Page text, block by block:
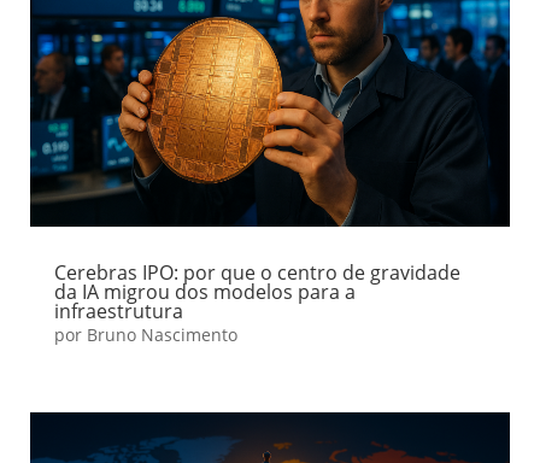
Cerebras IPO: por que o centro de gravidade
da IA migrou dos modelos para a
infraestrutura
por Bruno Nascimento